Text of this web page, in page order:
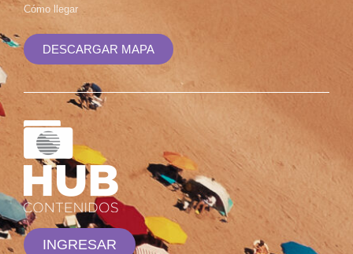
Cómo llegar
DESCARGAR MAPA
INGRESAR